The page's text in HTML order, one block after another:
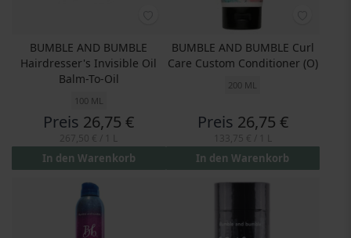
BUMBLE AND BUMBLE
Hairdresser's Invisible Oil
Balm-To-Oil
100 ML
Preis 26,75 €
In den Warenkorb
BUMBLE AND BUMBLE Curl
Care Custom Conditioner (O)
200 ML
Preis 26,75 €
In den Warenkorb